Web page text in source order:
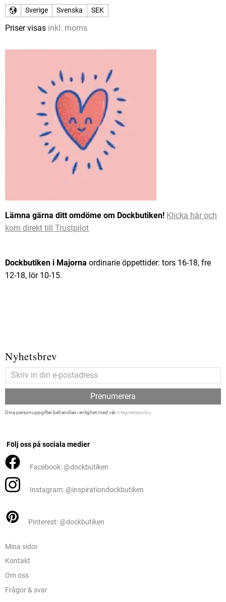
Sverige Svenska SEK
Priser visas inkl. moms
Lämna gärna ditt omdöme om Dockbutiken! Klicka här och
kom direkt till Trustpilot
Dockbutiken i Majorna ordinarie öppettider: tors 16-18, fre
12-18, lör 10-15.
Nyhetsbrev
Prenumerera
Dina personuppgifter behandlas i enlighet med vårintegritetspolicy.
Följ oss på sociala medier
Facebook: @dockbutiken
Instagram: @inspirationdockbutiken
Pinterest: @dockbutiken
Mina sidor
Kontakt
Om oss
Frågor & svar